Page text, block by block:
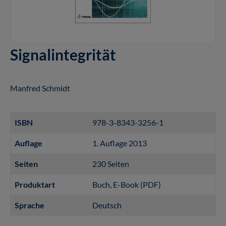
Signalintegrität
Manfred Schmidt
ISBN 978-3-8343-3256-1
Auflage 1. Auflage 2013
Seiten 230 Seiten
Produktart Buch , E-Book (PDF)
Sprache Deutsch